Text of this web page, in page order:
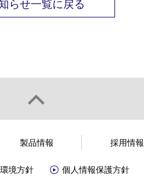
らせ一覧に戻る
製品情報 採用情報
環境方針 個人情報保護方針